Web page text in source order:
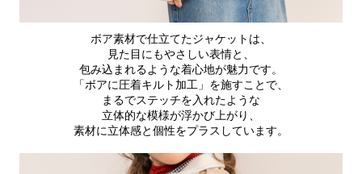
ボア素材で仕立てたジャケットは、
見た目にもやさしい表情と、
包み込まれるような着心地が魅力です。
「ボアに圧着キルト加工」を施すことで、
まるでステッチを入れたような
立体的な模様が浮かび上がり、
素材に立体感と個性をプラスしています。